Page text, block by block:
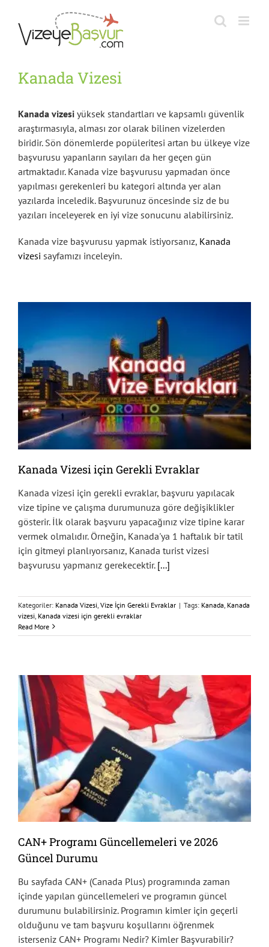
content
Kanada Vizesi
Kanada vizesi yüksek standartları ve kapsamlı güvenlik
araştırmasıyla, alması zor olarak bilinen vizelerden
biridir. Sön dönemlerde popüleritesi artan bu ülkeye vize
başvurusu yapanların sayıları da her geçen gün
artmaktadır. Kanada vize başvurusu yapmadan önce
yapılması gerekenleri bu kategori altında yer alan
yazılarda inceledik. Başvurunuz öncesinde siz de bu
yazıları inceleyerek en iyi vize sonucunu alabilirsiniz.
Kanada vize başvurusu yapmak istiyorsanız, Kanada
vizesi sayfamızı inceleyin.
Kanada Vizesi için Gerekli Evraklar
Kanada vizesi için gerekli evraklar, başvuru yapılacak
vize tipine ve çalışma durumunuza göre değişiklikler
gösterir. İlk olarak başvuru yapacağınız vize tipine karar
vermek olmalıdır. Örneğin, Kanada'ya 1 haftalık bir tatil
için gitmeyi planlıyorsanız, Kanada turist vizesi
başvurusu yapmanız gerekecektir. [...]
Kategoriler: Kanada Vizesi Vize İçin Gerekli Evraklar | Tags: Kanada Kanada
vizesi Kanada vizesi için gerekli evraklar
Read More
CAN+ Programı Güncellemeleri ve 2026
Güncel Durumu
Bu sayfada CAN+ (Canada Plus) programında zaman
içinde yapılan güncellemeleri ve programın güncel
durumunu bulabilirsiniz. Programın kimler için geçerli
olduğunu ve tam başvuru koşullarını öğrenmek
isterseniz CAN+ Programı Nedir? Kimler Başvurabilir?